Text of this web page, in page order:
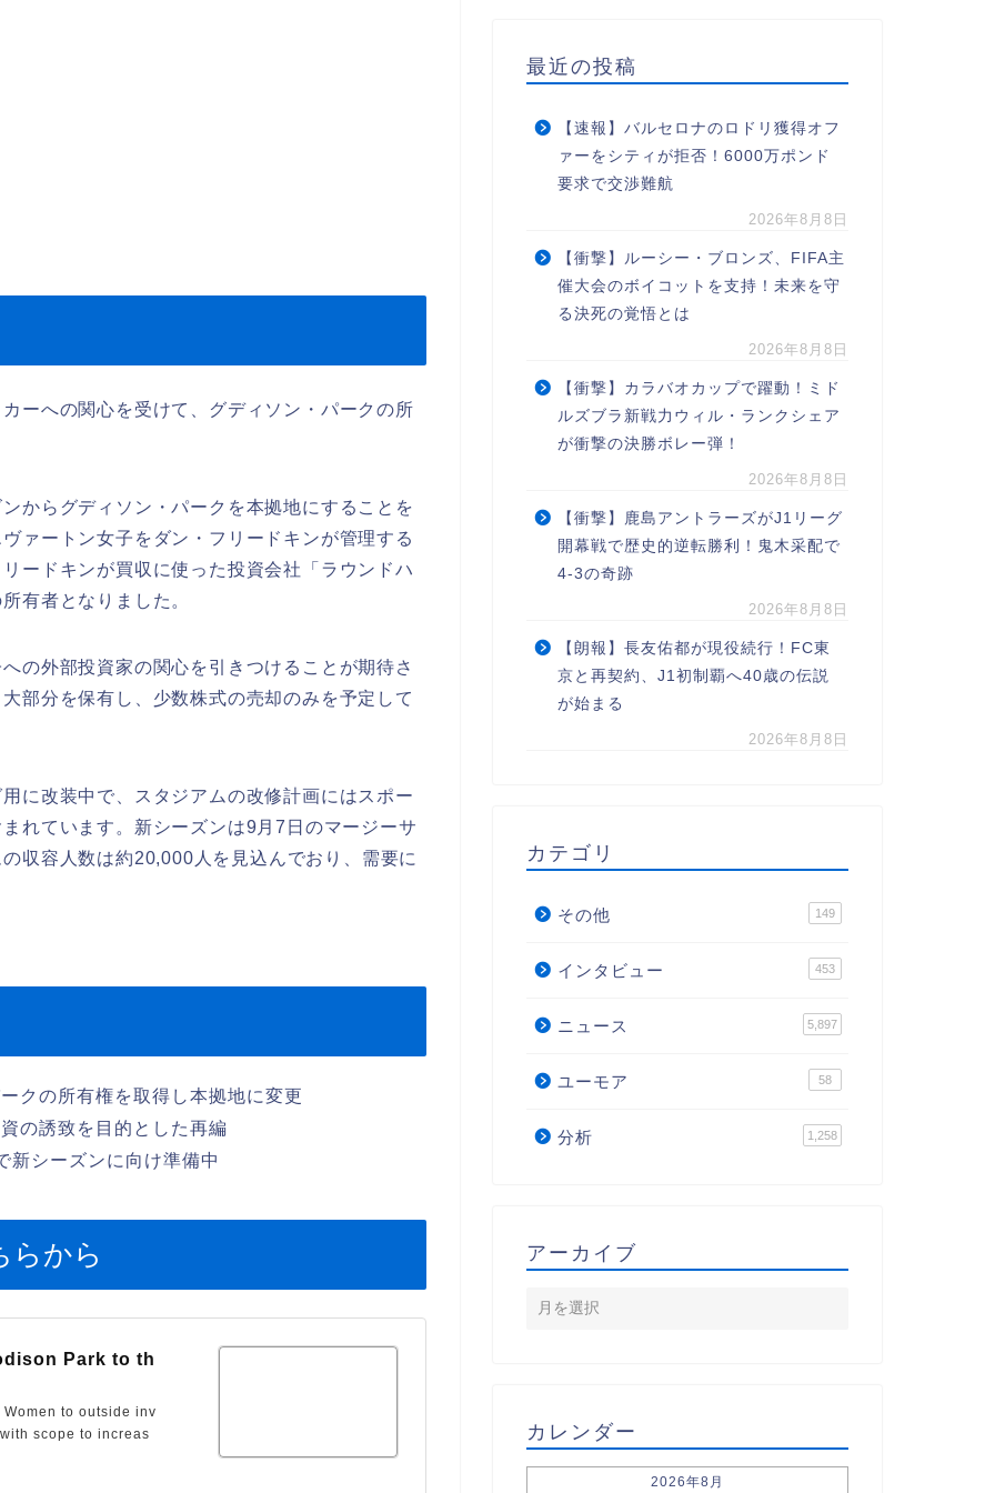
ーへの関心を受けて、グディソン・パークの所
からグディソン・パークを本拠地にすることを
ァートン女子をダン・フリードキンが管理する
ードキンが買収に使った投資会社「ラウンドハ
有者となりました。
の外部投資家の関心を引きつけることが期待さ
部分を保有し、少数株式の売却のみを予定して
に改装中で、スタジアムの改修計画にはスポー
れています。新シーズンは9月7日のマージーサ
収容人数は約20,000人を見込んでおり、需要に
クの所有権を取得し本拠地に変更
の誘致を目的とした再編
新シーズンに向け準備中
らから
Park to th
to outside inv
scope to increas
最近の投稿
【速報】バルセロナのロドリ獲得オフ
ァーをシティが拒否！6000万ポンド
要求で交渉難航
2026年8月8日
【衝撃】ルーシー・ブロンズ、FIFA主
催大会のボイコットを支持！未来を守
る決死の覚悟とは
2026年8月8日
【衝撃】カラバオカップで躍動！ミド
ルズブラ新戦力ウィル・ランクシェア
が衝撃の決勝ボレー弾！
2026年8月8日
【衝撃】鹿島アントラーズがJ1リーグ
開幕戦で歴史的逆転勝利！鬼木采配で
4-3の奇跡
2026年8月8日
【朗報】長友佑都が現役続行！FC東
京と再契約、J1初制覇へ40歳の伝説
が始まる
2026年8月8日
カテゴリ
その他 149
インタビュー 453
ニュース 5,897
ユーモア 58
分析 1,258
アーカイブ
カレンダー
2026年8月